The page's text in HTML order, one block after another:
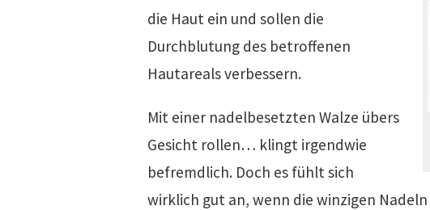
die Haut ein und sollen die
Durchblutung des betroffenen
Hautareals verbessern.
Mit einer nadelbesetzten Walze übers
Gesicht rollen… klingt irgendwie
befremdlich. Doch es fühlt sich
wirklich gut an, wenn die winzigen